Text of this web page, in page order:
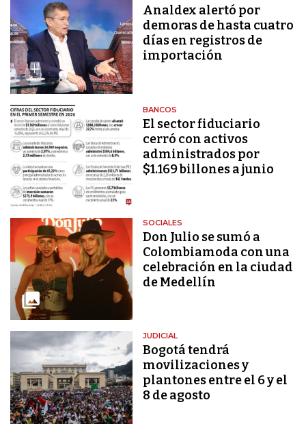
Analdex alertó por
demoras de hasta cuatro
días en registros de
importación
BANCOS
El sector fiduciario
cerró con activos
administrados por
$1.169 billones a junio
SOCIALES
Don Julio se sumó a
Colombiamoda con una
celebración en la ciudad
de Medellín
JUDICIAL
Bogotá tendrá
movilizaciones y
plantones entre el 6 y el
8 de agosto